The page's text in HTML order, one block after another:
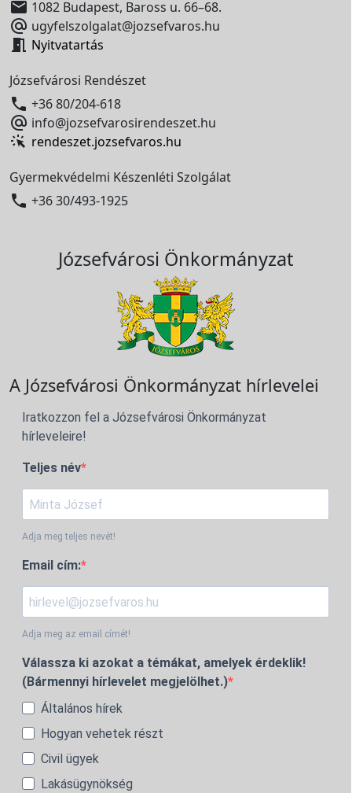
 1082 Budapest, Baross u. 66–68.
 ugyfelszolgalat@jozsefvaros.hu
 Nyitvatartás
Józsefvárosi Rendészet
 +36 80/204-618
 info@jozsefvarosirendeszet.hu
rendeszet.jozsefvaros.hu
Gyermekvédelmi Készenléti Szolgálat
 +36 30/493-1925
Józsefvárosi Önkormányzat
A Józsefvárosi Önkormányzat hírlevelei
Iratkozzon fel a Józsefvárosi Önkormányzat
hírleveleire!
Teljes név
Adja meg teljes nevét!
Email cím:
Adja meg az email címét!
Válassza ki azokat a témákat, amelyek érdeklik!
(Bármennyi hírlevelet megjelölhet.)
Általános hírek
Hogyan vehetek részt
Civil ügyek
Lakásügynökség